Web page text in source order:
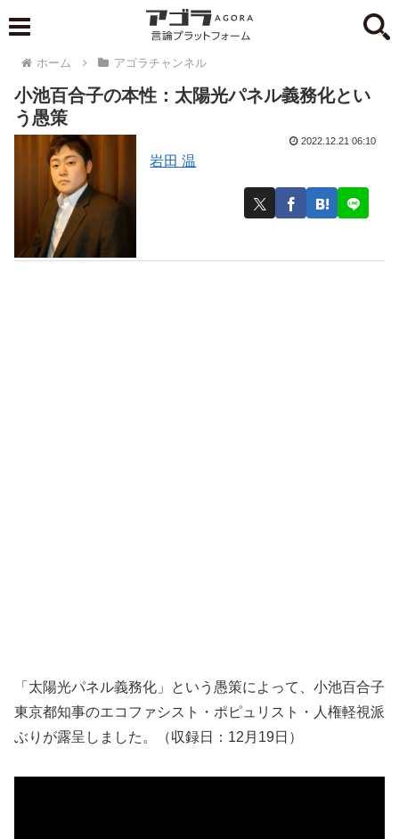
ホーム アゴラチャンネル
小池百合子の本性：太陽光パネル義務化とい
う愚策
岩田 温
2022.12.21 06:10
「太陽光パネル義務化」という愚策によって、小池百合子
東京都知事のエコファシスト・ポピュリスト・人権軽視派
ぶりが露呈しました。（収録日：12月19日）